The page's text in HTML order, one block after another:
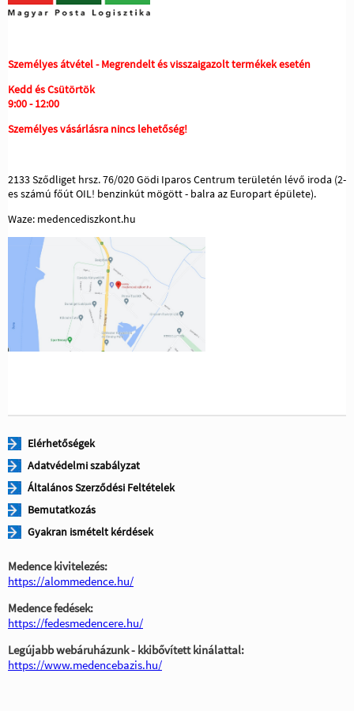
Személyes átvétel - Megrendelt és visszaigazolt termékek esetén
Kedd és Csütörtök
9:00 - 12:00
Személyes vásárlásra nincs lehetőség!
2133 Sződliget hrsz. 76/020 Gödi Iparos Centrum területén lévő iroda (2-
es számú főút OIL! benzinkút mögött - balra az Europart épülete).
Waze: medencediszkont.hu
Elérhetőségek
Adatvédelmi szabályzat
Általános Szerződési Feltételek
Bemutatkozás
Gyakran ismételt kérdések
Medence kivitelezés:
https://alommedence.hu/
Medence fedések:
https://fedesmedencere.hu/
Legújabb webáruházunk - kkibővített kinálattal:
https://www.medencebazis.hu/